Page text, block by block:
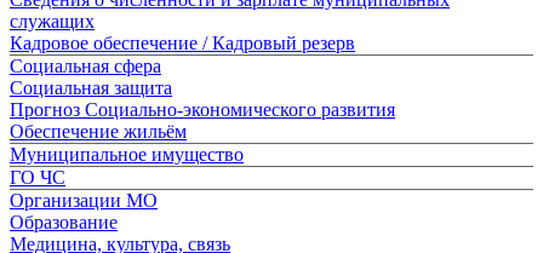
служащих
Кадровое обеспечение / Кадровый резерв
Социальная сфера
Социальная защита
Прогноз Социально-экономического развития
Обеспечение жильём
Муниципальное имущество
ГО ЧС
Организации МО
Образование
Медицина, культура, связь